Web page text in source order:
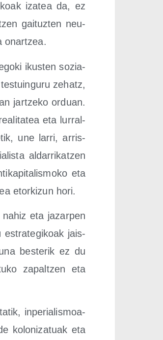
iza­tea da, ez
gai­tuz­ten neu­
onartzea.
ikus­ten sozia­
zehatz,
jar­tze­ko orduan.
eta lurral­
une larri, arris­
alda­rri­katzen
eta
etor­ki­zun hori.
eta jazar­pen
estra­te­gi­koak jais­
bes­te­rik ez du
zapal­tzen eta
inpe­ria­lis­moa­
kolo­ni­za­tuak eta